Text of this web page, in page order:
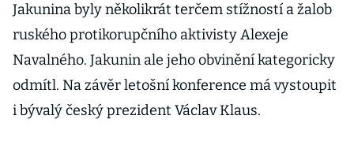
Jakunina byly několikrát terčem stížností a žalob
ruského protikorupčního aktivisty Alexeje
Navalného. Jakunin ale jeho obvinění kategoricky
odmítl. Na závěr letošní konference má vystoupit
i bývalý český prezident Václav Klaus.